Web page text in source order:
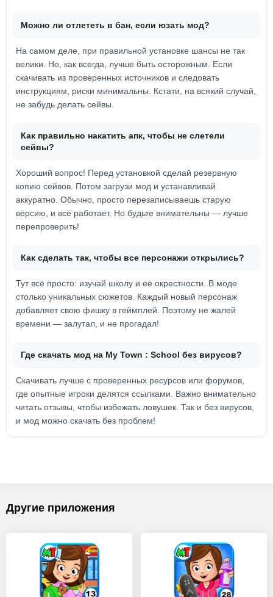
Можно ли отлететь в бан, если юзать мод?
На самом деле, при правильной установке шансы не так
велики. Но, как всегда, лучше быть осторожным. Если
скачивать из проверенных источников и следовать
инструкциям, риски минимальны. Кстати, на всякий случай,
не забудь делать сейвы.
Как правильно накатить апк, чтобы не слетели
сейвы?
Хороший вопрос! Перед установкой сделай резервную
копию сейвов. Потом загрузи мод и устанавливай
аккуратно. Обычно, просто перезаписываешь старую
версию, и всё работает. Но будьте внимательны — лучше
перепроверить!
Как сделать так, чтобы все персонажи открылись?
Тут всё просто: изучай школу и её окрестности. В моде
столько уникальных сюжетов. Каждый новый персонаж
добавляет свою фишку в геймплей. Поэтому не жалей
времени — залутал, и не прогадал!
Где скачать мод на My Town : School без вирусов?
Скачивать лучше с проверенных ресурсов или форумов,
где опытные игроки делятся ссылками. Важно внимательно
читать отзывы, чтобы избежать ловушек. Так и без вирусов,
и мод можно скачать без проблем!
Другие приложения